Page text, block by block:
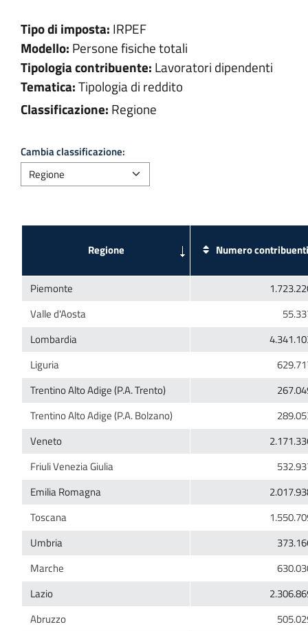
Tipo di imposta: IRPEF
Modello: Persone fisiche totali
Tipologia contribuente: Lavoratori dipendenti
Tematica:Tipologia di reddito
Classificazione: Regione
Cambia classificazione:
Numero contribuenti